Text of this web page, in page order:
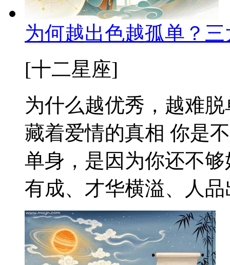
为何越出色越孤单？
[十二星座]
为什么越优秀，越难
藏着爱情的真相 你是
单身，是因为你还不
有成、才华横溢、人